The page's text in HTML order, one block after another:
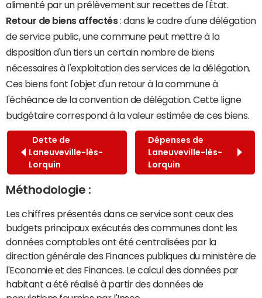
alimenté par un prélèvement sur recettes de l'État.
Retour de biens affectés: dans le cadre d'une délégation
de service public, une commune peut mettre à la
disposition d'un tiers un certain nombre de biens
nécessaires à l'exploitation des services de la délégation.
Ces biens font l'objet d'un retour à la commune à
l'échéance de la convention de délégation. Cette ligne
budgétaire correspond à la valeur estimée de ces biens.
Dette de
Laneuveville-lès-
Lorquin
Dépenses de
Laneuveville-lès-
Lorquin
Méthodologie :
Les chiffres présentés dans ce service sont ceux des
budgets principaux exécutés des communes dont les
données comptables ont été centralisées par la
direction générale des Finances publiques du ministère de
l'Economie et des Finances. Le calcul des données par
habitant a été réalisé à partir des données de